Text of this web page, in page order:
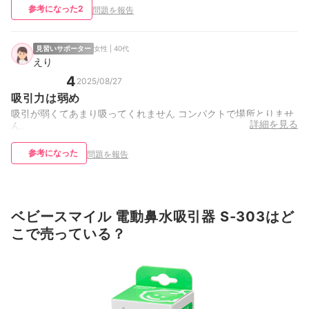
参考になった2 問題を報告
見習いサポーター 女性 | 40代
えり
4 2025/08/27
吸引力は弱め
吸引が弱くてあまり吸ってくれません コンパクトで場所とりませ
ん。
詳細を見る
参考になった 問題を報告
ベビースマイル 電動鼻水吸引器 S-303はど
こで売っている？